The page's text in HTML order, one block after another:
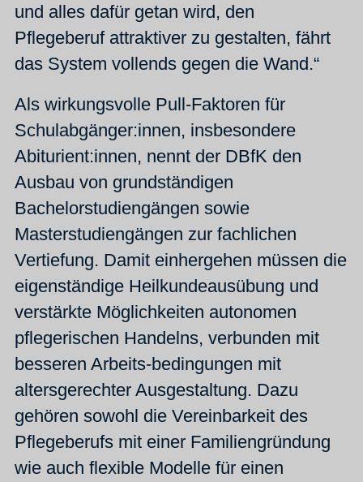
und alles dafür getan wird, den
Pflegeberuf attraktiver zu gestalten, fährt
das System vollends gegen die Wand.“
Als wirkungsvolle Pull-Faktoren für
Schulabgänger:innen, insbesondere
Abiturient:innen, nennt der DBfK den
Ausbau von grundständigen
Bachelorstudiengängen sowie
Masterstudiengängen zur fachlichen
Vertiefung. Damit einhergehen müssen die
eigenständige Heilkundeausübung und
verstärkte Möglichkeiten autonomen
pflegerischen Handelns, verbunden mit
besseren Arbeits-bedingungen mit
altersgerechter Ausgestaltung. Dazu
gehören sowohl die Vereinbarkeit des
Pflegeberufs mit einer Familiengründung
wie auch flexible Modelle für einen